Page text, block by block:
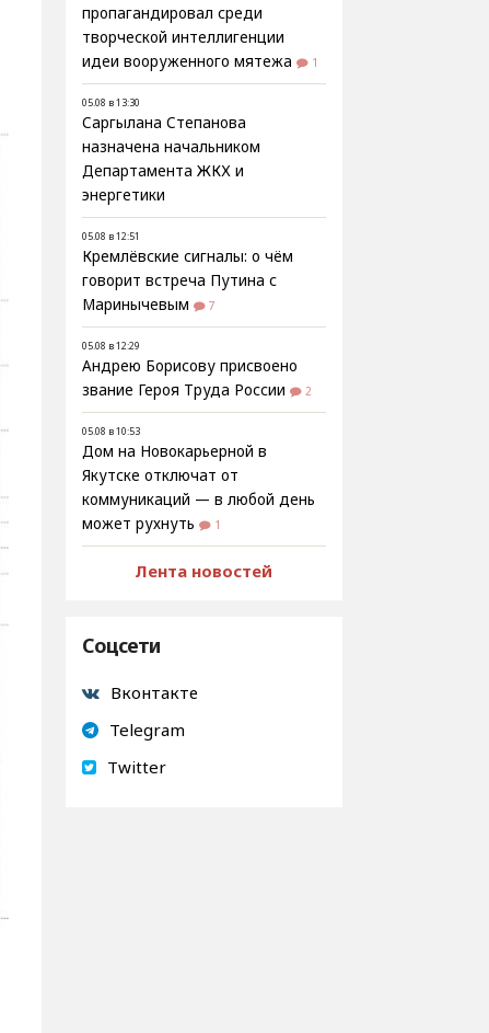
пропагандировал среди
творческой интеллигенции
идеи вооруженного мятежа
1
05.08 в 13:30
Саргылана Степанова
назначена начальником
Департамента ЖКХ и
энергетики
05.08 в 12:51
Кремлёвские сигналы: о чём
говорит встреча Путина с
Маринычевым
7
05.08 в 12:29
Андрею Борисову присвоено
звание Героя Труда России
2
05.08 в 10:53
Дом на Новокарьерной в
Якутске отключат от
коммуникаций — в любой день
может рухнуть
1
Лента новостей
Соцсети
Вконтакте
Telegram
Twitter